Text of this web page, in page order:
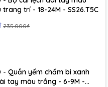
trí - 18-24M - SS26.T5C
235.000₫
- Quần yếm chấm bi xanh
tay màu trắng - 6-9M -